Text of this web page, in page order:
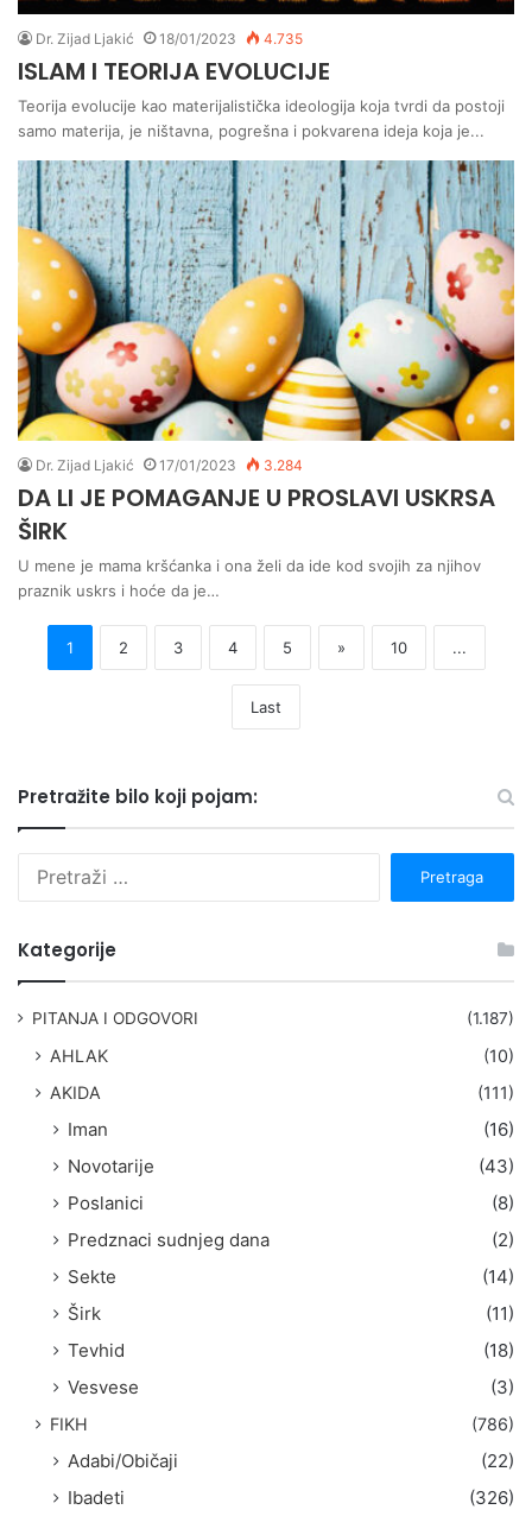
Dr. Zijad Ljakić 18/01/2023 4.735
ISLAM I TEORIJA EVOLUCIJE
Teorija evolucije kao materijalistička ideologija koja tvrdi da postoji
samo materija, je ništavna, pogrešna i pokvarena ideja koja je...
Dr. Zijad Ljakić 17/01/2023 3.284
DA LI JE POMAGANJE U PROSLAVI USKRSA
ŠIRK
U mene je mama kršćanka i ona želi da ide kod svojih za njihov
praznik uskrs i hoće da je…
1 2 3 4 5 » 10 ...
Last
Pretražite bilo koji pojam:
Kategorije
PITANJA I ODGOVORI (1.187)
AHLAK
(10)
AKIDA
(111)
Iman
(16)
Novotarije
(43)
Poslanici
(8)
Predznaci sudnjeg dana
(2)
Sekte
(14)
Širk
(11)
Tevhid
(18)
Vesvese
(3)
FIKH (786)
Adabi/Običaji
(22)
Ibadeti
(326)